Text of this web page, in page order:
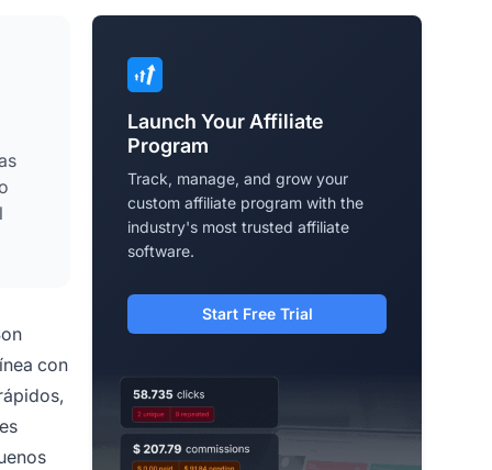
con
Launch Your Affiliate
Program
Track, manage, and grow your
custom affiliate program with the
industry's most trusted affiliate
software.
Start Free Trial